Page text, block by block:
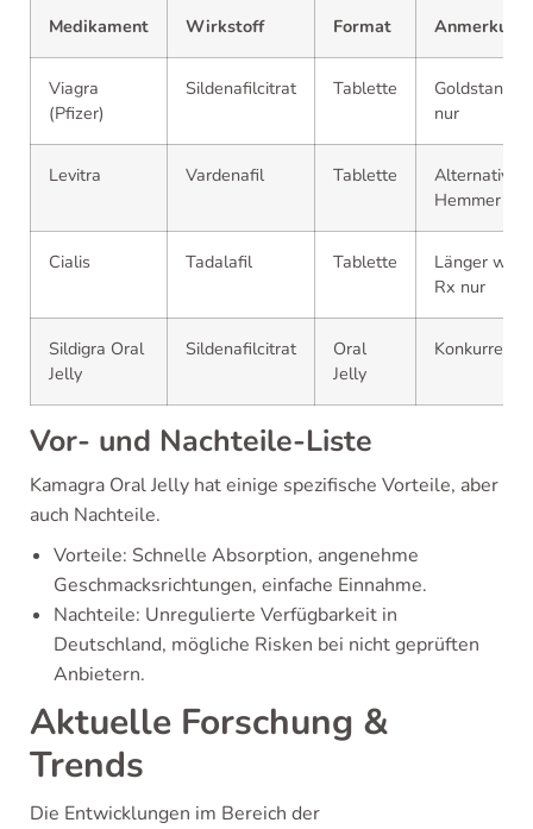
Medikament Wirkstoff Format
Viagra
(Pfizer)
Sildenafilcitrat Tablette
nur
Levitra Vardenafil Tablette
Alternative
Hemmer
Cialis Tadalafil Tablette
Länger
Rx nur
Sildigra Oral
Jelly
Sildenafilcitrat
Oral
Jelly
Vor- und Nachteile-Liste
Kamagra Oral Jelly hat einige spezifische Vorteile, aber
auch Nachteile.
Vorteile: Schnelle Absorption, angenehme
Geschmacksrichtungen, einfache Einnahme.
Nachteile: Unregulierte Verfügbarkeit in
Deutschland, mögliche Risken bei nicht geprüften
Anbietern.
Aktuelle Forschung &
Trends
Die Entwicklungen im Bereich der